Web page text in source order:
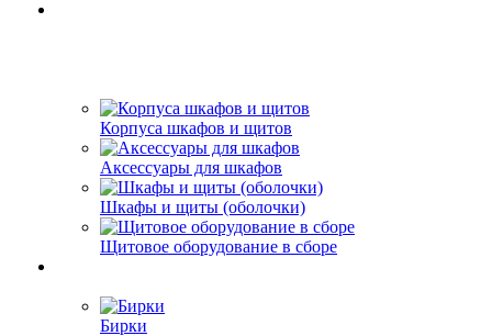
Корпуса шкафов и щитов
Аксессуары для шкафов
Шкафы и щиты (оболочки)
Щитовое оборудование в сборе
Бирки